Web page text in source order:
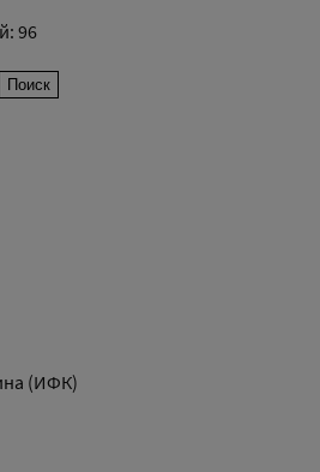
96
(ИФК)